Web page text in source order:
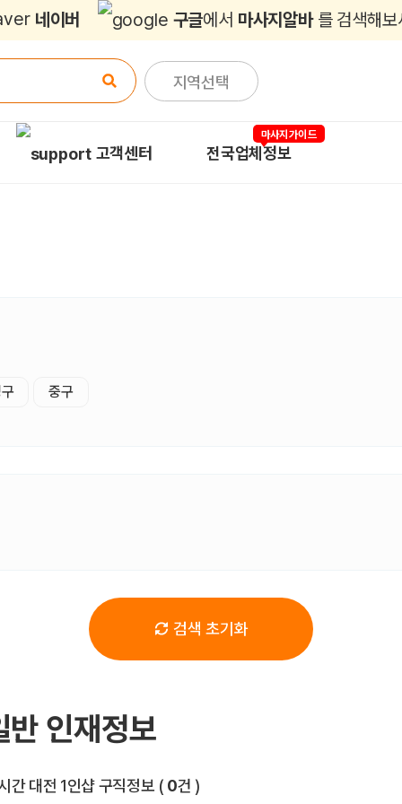
네이버 구글에서 마사지알바 를 검색해보
지역선택
고객센터 전국업체정보
마사지가이드
중구
검색 초기화
반 인재정보
간 대전 1인샵 구직정보 전체 목록
( 0건 )